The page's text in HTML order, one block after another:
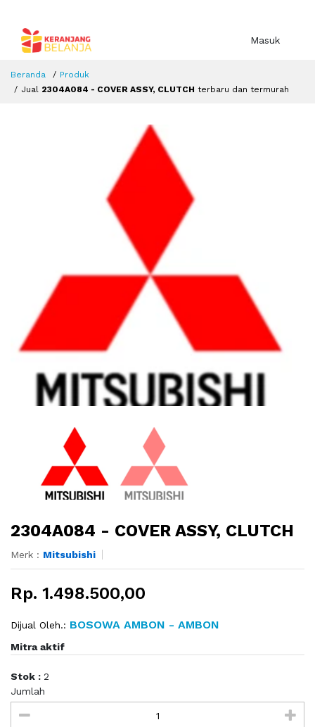
Masuk
Beranda
Produk
Jual 2304A084 - COVER ASSY, CLUTCH terbaru dan termurah
2304A084 - COVER ASSY, CLUTCH
Merk : Mitsubishi
Rp. 1.498.500,00
Dijual Oleh.: BOSOWA AMBON - AMBON
Mitra aktif
Stok : 2
Jumlah